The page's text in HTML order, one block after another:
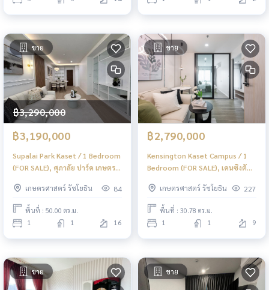
ขาย
฿3,290,000
฿3,190,000
Supalai Park Kaset / 1 Bedroom
(FOR SALE), ศุภาลัย ปาร์ค เกษตร /
เกษตรศาสตร์ รัชโยธิน
84
พื้นที่ : 50.00 ตร.ม.
1 1 16
ขาย
฿2,790,000
Kensington Kaset Campus / 1
Bedroom (FOR SALE), เคนซิงตัน
PINP252เกษตรศาสตร์ รัชโยธิน 227
พื้นที่ : 30.78 ตร.ม.
1 1 9
ขาย ขาย